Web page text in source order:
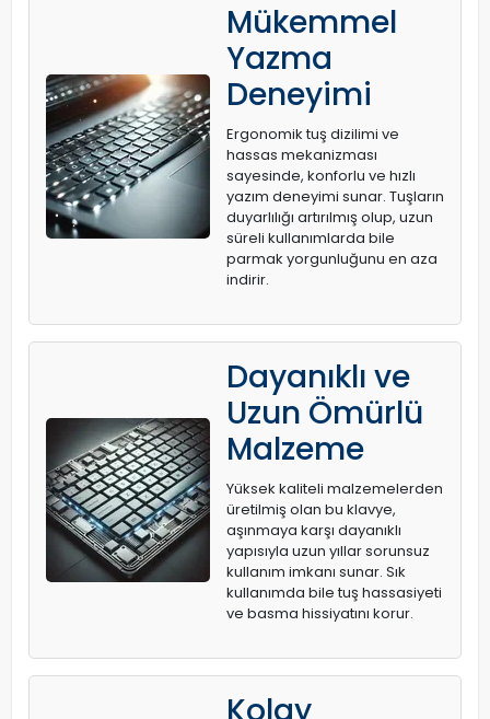
Mükemmel
Yazma
Deneyimi
Ergonomik tuş dizilimi ve
hassas mekanizması
sayesinde, konforlu ve hızlı
yazım deneyimi sunar. Tuşların
duyarlılığı artırılmış olup, uzun
süreli kullanımlarda bile
parmak yorgunluğunu en aza
indirir.
Dayanıklı ve
Uzun Ömürlü
Malzeme
Yüksek kaliteli malzemelerden
üretilmiş olan bu klavye,
aşınmaya karşı dayanıklı
yapısıyla uzun yıllar sorunsuz
kullanım imkanı sunar. Sık
kullanımda bile tuş hassasiyeti
ve basma hissiyatını korur.